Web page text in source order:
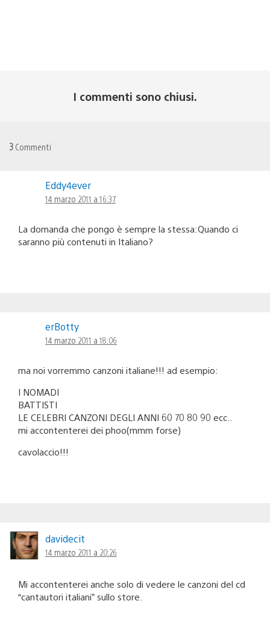
I commenti sono chiusi.
3 Commenti
Eddy4ever
14 marzo 2011 a 16:37
La domanda che pongo è sempre la stessa:Quando ci
saranno più contenuti in Italiano?
erBotty
14 marzo 2011 a 18:06
ma noi vorremmo canzoni italiane!!! ad esempio:
I NOMADI
BATTISTI
LE CELEBRI CANZONI DEGLI ANNI 60 70 80 90 ecc..
mi accontenterei dei phoo(mmm forse)
cavolaccio!!!
davidecit
14 marzo 2011 a 20:26
Mi accontenterei anche solo di vedere le canzoni del cd
“cantautori italiani” sullo store.